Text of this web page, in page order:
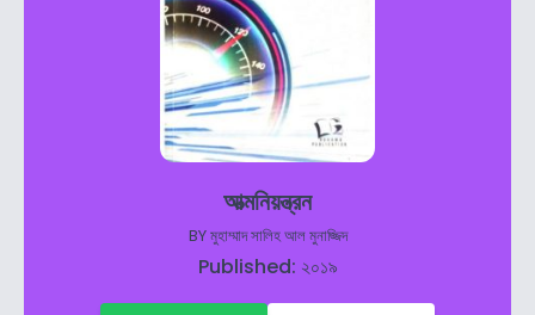
আত্মনিয়ন্ত্রন
BYমুহাম্মাদ সালিহ আল মুনাজ্জিদ
Published: ২০১৯